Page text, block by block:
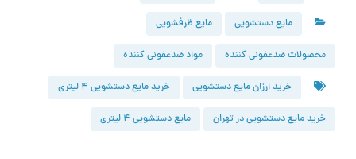
مایع دستشویی مایع ظرفشویی
محصولات ضدعفونی کننده مواد ضدعفونی کننده
خرید ارزان مایع دستشویی خرید مایع دستشویی ۴ لیتری
خرید مایع دستشویی در تهران مایع دستشویی ۴ لیتری